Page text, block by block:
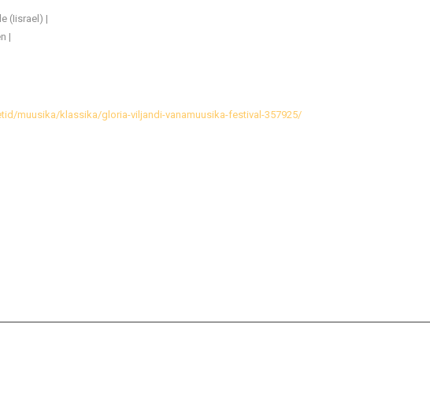
(Iisrael) |
|
muusika/klassika/gloria-viljandi-vanamuusika-festival-357925/